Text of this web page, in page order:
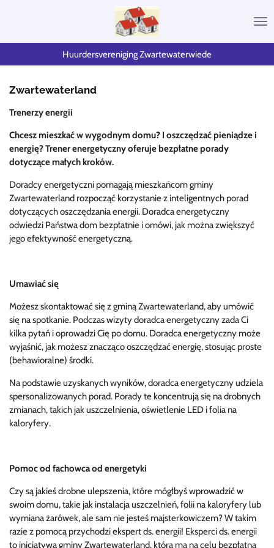
Huurdersvereniging Zwartewaterwiede
Zwartewaterland
Trenerzy energii
Chcesz mieszkać w wygodnym domu? I oszczędzać pieniądze i
energię? Trener energetyczny oferuje bezpłatne porady
dotyczące małych kroków.
Doradcy energetyczni pomagają mieszkańcom gminy
Zwartewaterland rozpocząć korzystanie z inteligentnych porad
dotyczących oszczędzania energii. Doradca energetyczny
odwiedzi Państwa dom bezpłatnie i omówi, jak można zwiększyć
jego efektywność energetyczną.
Umawiać się
Możesz skontaktować się z gminą Zwartewaterland, aby umówić
się na spotkanie. Podczas wizyty doradca energetyczny zada Ci
kilka pytań i oprowadzi Cię po domu. Doradca energetyczny może
wyjaśnić, jak możesz znacząco oszczędzać energię, stosując proste
(behawioralne) środki.
Na podstawie uzyskanych wyników, doradca energetyczny udziela
spersonalizowanych porad. Porady te koncentrują się na drobnych
zmianach, takich jak uszczelnienia, oświetlenie LED i folia na
kaloryfery.
Pomoc od fachowca od energetyki
Czy są jakieś drobne ulepszenia, które mógłbyś wprowadzić w
swoim domu, takie jak instalacja uszczelnień, folii na kaloryfery lub
wymiana żarówek, ale sam nie jesteś majsterkowiczem? W takim
razie z pomocą przychodzi ekspert ds. energii! Eksperci ds. energii
to inicjatywa gminy Zwartewaterland, która ma na celu bezpłatną